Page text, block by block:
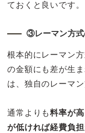
ておくと良いです。
③レーマン方式
根本的にレーマン
の金額にも差が生
は、独自のレーマ
通常よりも料率が
が低ければ経費負